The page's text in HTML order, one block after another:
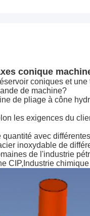
conique
coniques et
de machine?
de pliage à cône
les exigences du
avec
inoxydable de
de l'industrie
CIP, Industrie